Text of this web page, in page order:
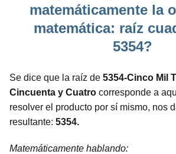
matemáticamente la
matemática: raíz
5354?
Se dice que la raíz de 5354-Cinco Mil
Cincuenta y Cuatro corresponde a
resolver el producto por sí mismo, nos
resultante: 5354.
Matemáticamente hablando: